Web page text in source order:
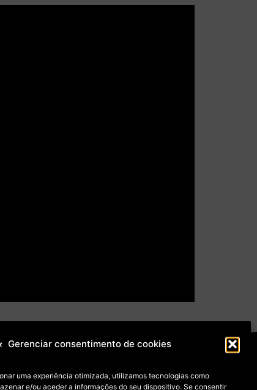
Gerenciar consentimento de cookies
uma experiência otimizada, utilizamos tecnologias como
e/ou aceder a informações do seu dispositivo. Se consentir
(UE)